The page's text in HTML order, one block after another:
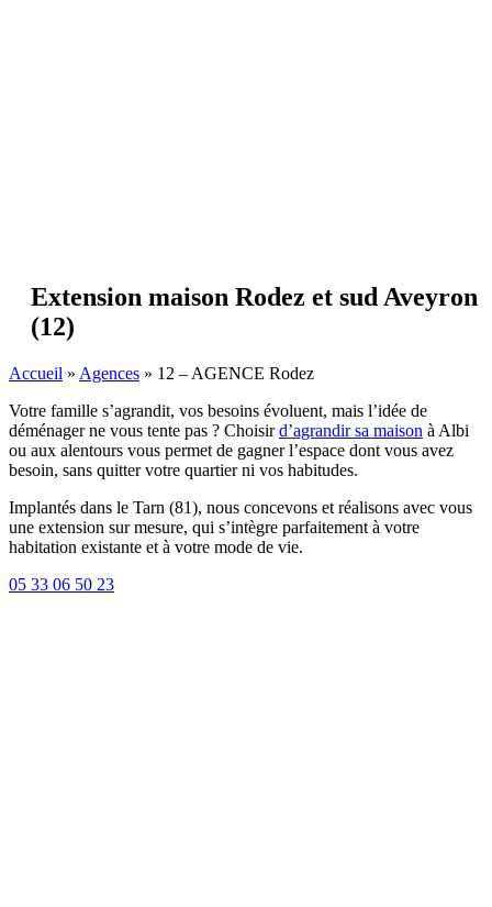
Extension maison Rodez et sud Aveyron
(12)
Accueil » Agences » 12 – AGENCE Rodez
Votre famille s’agrandit, vos besoins évoluent, mais l’idée de
déménager ne vous tente pas ? Choisird’agrandir sa maison à Albi
ou aux alentours vous permet de gagner l’espace dont vous avez
besoin, sans quitter votre quartier ni vos habitudes.
Implantés dans le Tarn (81), nous concevons et réalisons avec vous
une extension sur mesure, qui s’intègre parfaitement à votre
habitation existante et à votre mode de vie.
05 33 06 50 23